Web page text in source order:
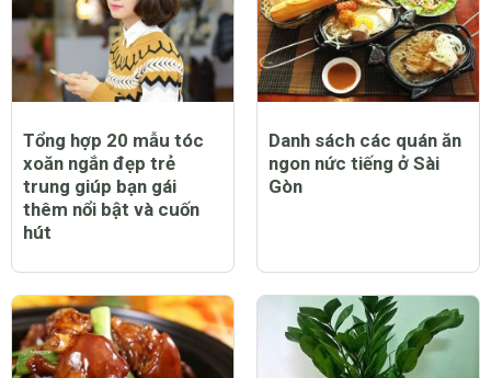
Tổng hợp 20 mẫu tóc
xoăn ngắn đẹp trẻ
trung giúp bạn gái
thêm nổi bật và cuốn
hút
Danh sách các quán ăn
ngon nức tiếng ở Sài
Gòn